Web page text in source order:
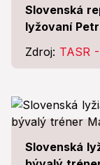
Slovenská
lyžovaní
Zdroj: TASR
Slovenská